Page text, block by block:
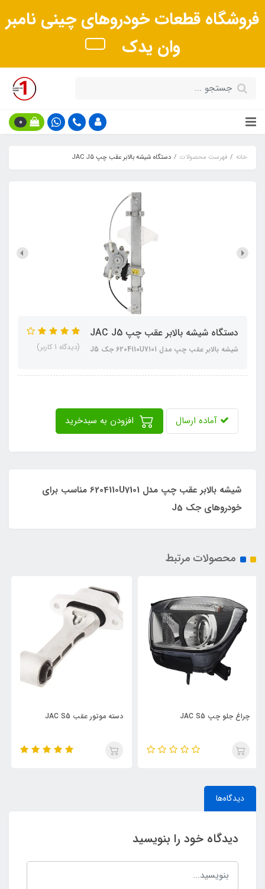
فروشگاه قطعات خودروهای چینی نامبر
وان یدک
0
خانه فهرست محصولات دستگاه شیشه بالابر عقب چپ JAC J5
دستگاه شیشه بالابر عقب چپ JAC J5
شیشه بالابر عقب چپ مدل 6204110U7101 جک J5 (دیدگاه 1 کاربر)
آماده ارسال
شیشه بالابر عقب چپ مدل 6204110U7101 مناسب برای
خودروهای جک J5
محصولات مرتبط
دسته موتور عقب JAC S5 نگهدارنده سپر جلو چپ JAC S5
دیدگاه‌ها
دیدگاه خود را بنویسید